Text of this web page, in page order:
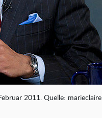
2011. Quelle: marieclaire